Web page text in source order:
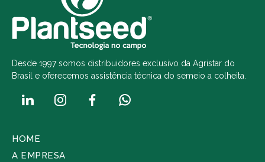
Desde 1997 somos distribuidores exclusivo da Agristar do
Brasil e oferecemos assistência técnica do semeio a colheita.
HOME
A EMPRESA